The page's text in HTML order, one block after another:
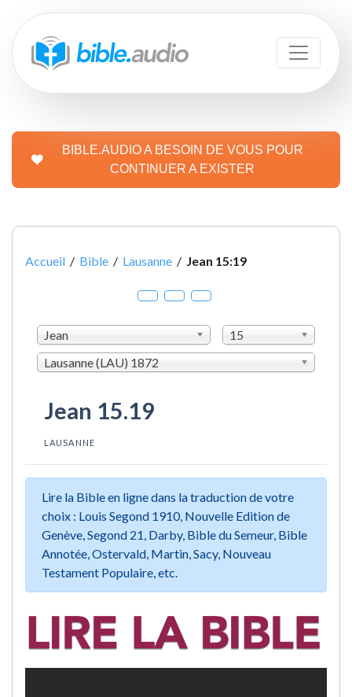
BIBLE.AUDIO A BESOIN DE VOUS POUR
CONTINUER A EXISTER
Accueil / Bible / Lausanne / Jean 15:19
Jean
15
Lausanne (LAU) 1872
Jean 15.19
LAUSANNE
Lire la Bible en ligne dans la traduction de votre
choix : Louis Segond 1910, Nouvelle Edition de
Genève, Segond 21, Darby, Bible du Semeur, Bible
Annotée, Ostervald, Martin, Sacy, Nouveau
Testament Populaire, etc.